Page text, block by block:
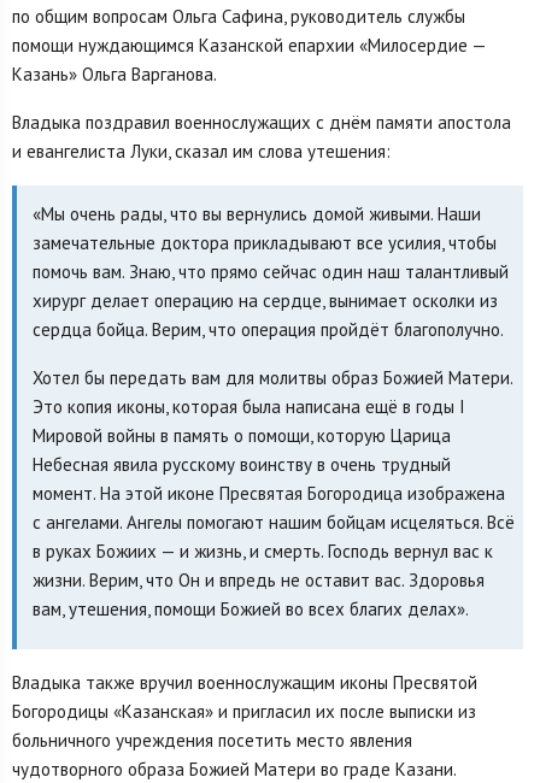
по общим вопросам Ольга Сафина, руководитель службы
помощи нуждающимся Казанской епархии «Милосердие —
Казань» Ольга Варганова.
Владыка поздравил военнослужащих с днём памяти апостола
и евангелиста Луки, сказал им слова утешения:
«Мы очень рады, что вы вернулись домой живыми. Наши
замечательные доктора прикладывают все усилия, чтобы
помочь вам. Знаю, что прямо сейчас один наш талантливый
хирург делает операцию на сердце, вынимает осколки из
сердца бойца. Верим, что операция пройдёт благополучно.
Хотел бы передать вам для молитвы образ Божией Матери.
Это копия иконы, которая была написана ещё в годы I
Мировой войны в память о помощи, которую Царица
Небесная явила русскому воинству в очень трудный
момент. На этой иконе Пресвятая Богородица изображена
с ангелами. Ангелы помогают нашим бойцам исцеляться. Всё
в руках Божиих — и жизнь, и смерть. Господь вернул вас к
жизни. Верим, что Он и впредь не оставит вас. Здоровья
вам, утешения, помощи Божией во всех благих делах».
Владыка также вручил военнослужащим иконы Пресвятой
Богородицы «Казанская» и пригласил их после выписки из
больничного учреждения посетить место явления
чудотворного образа Божией Матери во граде Казани.